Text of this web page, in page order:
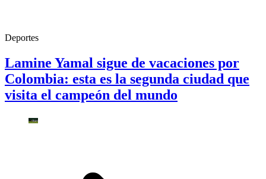
Deportes
Lamine Yamal sigue de vacaciones por
Colombia: esta es la segunda ciudad que
visita el campeón del mundo